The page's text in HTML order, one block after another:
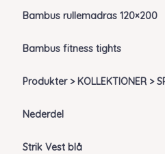
Bambus rullemadras 120×200
Bambus fitness tights
Produkter > KOLLEKTIONER >
Nederdel
Strik Vest blå